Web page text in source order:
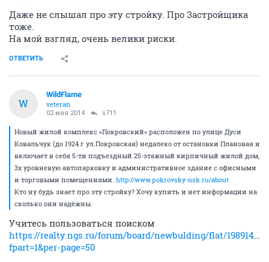
Даже не слышал про эту стройку. Про Застройщика
тоже.
На мой взгляд, очень велики риски.
ОТВЕТИТЬ
W
WildFlame
veteran
02 мая 2014 s711
Новый жилой комплекс «Покровский» расположен по улице Дуси
Ковальчук (до 1924 г ул.Покровская) недалеко от остановки Плановая и
включает в себя 5-ти подъездный 25-этажный кирпичный жилой дом,
3х уровневую автопарковку и административное здание с офисными
и торговыми помещениями. http://www.pokrovsky-nsk.ru/about
Кто ну будь знает про эту стройку? Хочу купить и нет информации на
сколько они надёжны.
Учитесь пользоваться поиском
https://realty.ngs.ru/forum/board/newbulding/flat/
fpart=1&per-page=50